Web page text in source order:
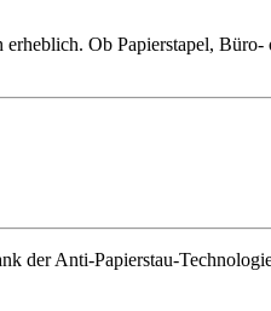
Ob Papierstapel,
der Anti-Papierstau-